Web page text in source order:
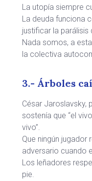
La utopía siempre
La deuda funciona
justificar la parálisis
Nada somos, a
la colectiva
3.- Árboles
César Jaroslavsky,
sostenía que “el
vivo”.
Que ningún
adversario cuando
Los leñadores
pie.